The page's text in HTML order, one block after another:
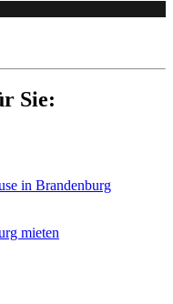
Sie: